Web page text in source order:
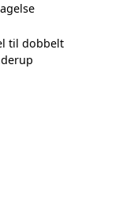
til dobbelt